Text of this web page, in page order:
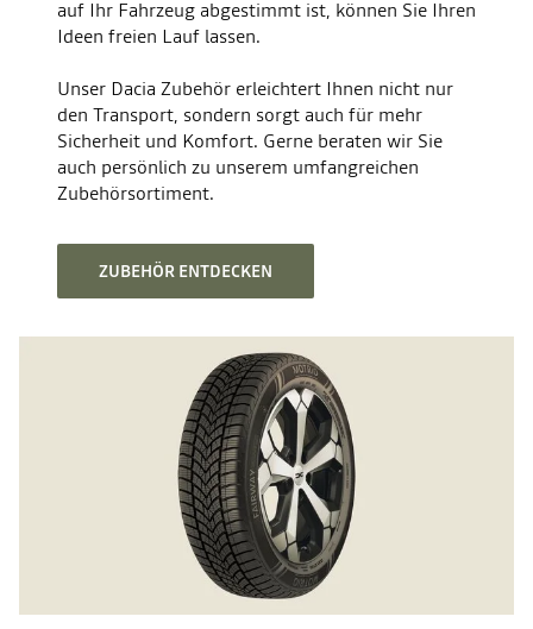
FÜR IHREN DACIA
Wenn Sie den Räder-/Reifenwechsel am
selben Termin bei uns machen lassen, kostet
der Wintercheck statt Fr. 69.–nur Fr. 59.–*
*Preis inkl. MwSt./ohne Material. Im Preis ist der Räder-/Reifenwechsel
auf Ihr Fahrzeug abgestimmt ist, können Sie Ihren
Ideen freien Lauf lassen.
Unser Dacia Zubehör erleichtert Ihnen nicht nur
den Transport, sondern sorgt auch für mehr
Sicherheit und Komfort. Gerne beraten wir Sie
auch persönlich zu unserem umfangreichen
Zubehörsortiment.
ZUBEHÖR ENTDECKEN